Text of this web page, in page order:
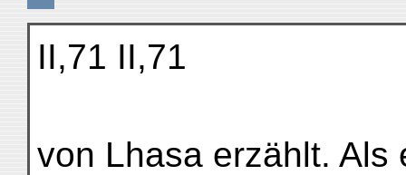
II,71 II,71
von Lhasa erzählt. Als